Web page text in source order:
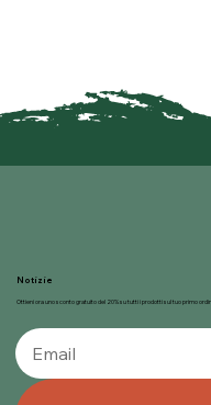
Notizie
Ottieni ora uno sconto gratuito del 20% su tutti i prodotti sul tuo primo